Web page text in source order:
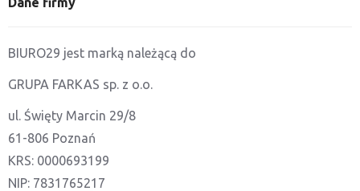
BIURO29 jest marką należącą do
GRUPA FARKAS sp. z o.o.
ul. Święty Marcin 29/8
61-806 Poznań
KRS: 0000693199
NIP: 7831765217